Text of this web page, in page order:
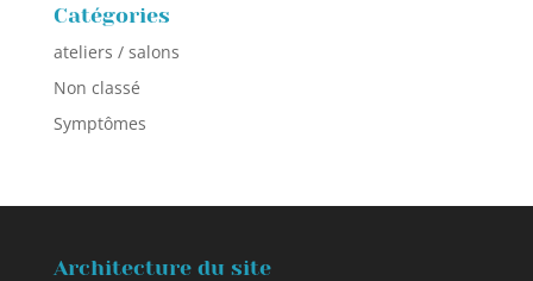
Catégories
ateliers / salons
Non classé
Symptômes
Architecture du site